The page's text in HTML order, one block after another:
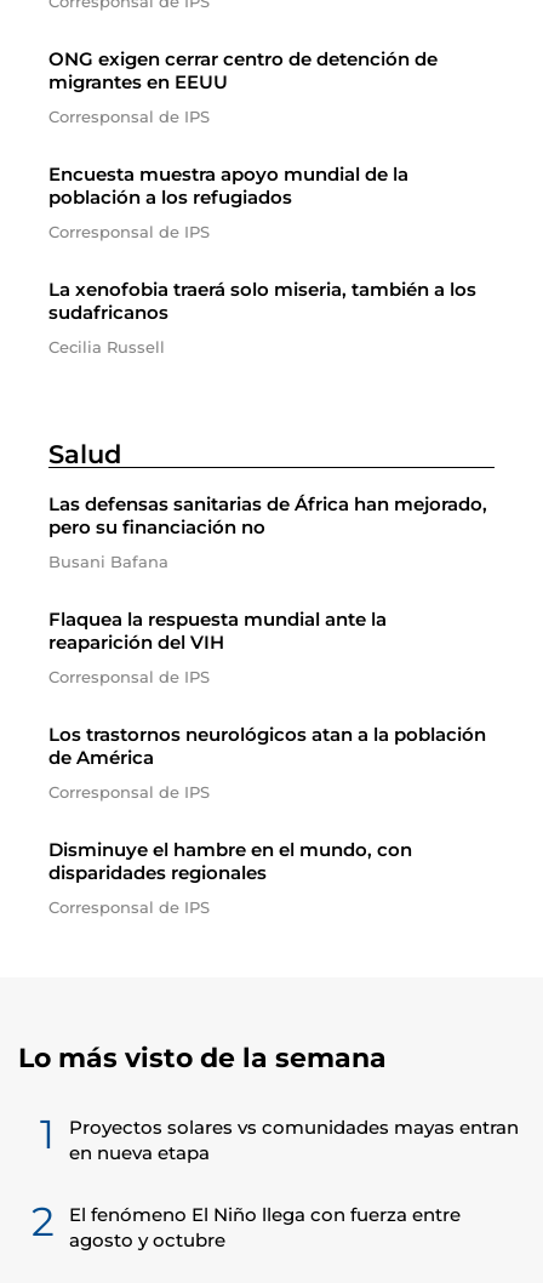
ONG exigen cerrar centro de detención de
migrantes en EEUU
Corresponsal de IPS
Encuesta muestra apoyo mundial de la
población a los refugiados
Corresponsal de IPS
La xenofobia traerá solo miseria, también a los
sudafricanos
Cecilia Russell
Salud
Las defensas sanitarias de África han mejorado,
pero su financiación no
Busani Bafana
Flaquea la respuesta mundial ante la
reaparición del VIH
Corresponsal de IPS
Los trastornos neurológicos atan a la población
de América
Corresponsal de IPS
Disminuye el hambre en el mundo, con
disparidades regionales
Corresponsal de IPS
Lo más visto de la semana
1
Proyectos solares vs comunidades mayas entran
en nueva etapa
2
El fenómeno El Niño llega con fuerza entre
agosto y octubre